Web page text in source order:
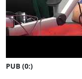
PUB (0:)